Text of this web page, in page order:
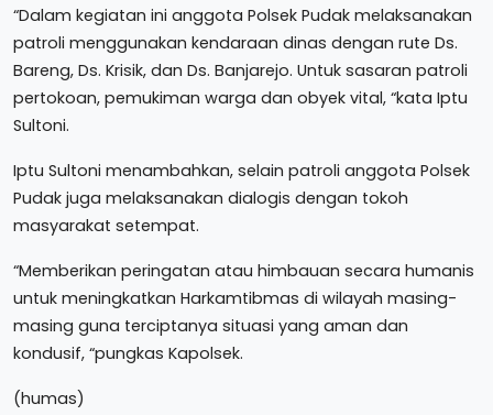
“Dalam kegiatan ini anggota Polsek Pudak melaksanakan
patroli menggunakan kendaraan dinas dengan rute Ds.
Bareng, Ds. Krisik, dan Ds. Banjarejo. Untuk sasaran patroli
pertokoan, pemukiman warga dan obyek vital, “kata Iptu
Sultoni.
Iptu Sultoni menambahkan, selain patroli anggota Polsek
Pudak juga melaksanakan dialogis dengan tokoh
masyarakat setempat.
“Memberikan peringatan atau himbauan secara humanis
untuk meningkatkan Harkamtibmas di wilayah masing-
masing guna terciptanya situasi yang aman dan
kondusif, “pungkas Kapolsek.
(humas)